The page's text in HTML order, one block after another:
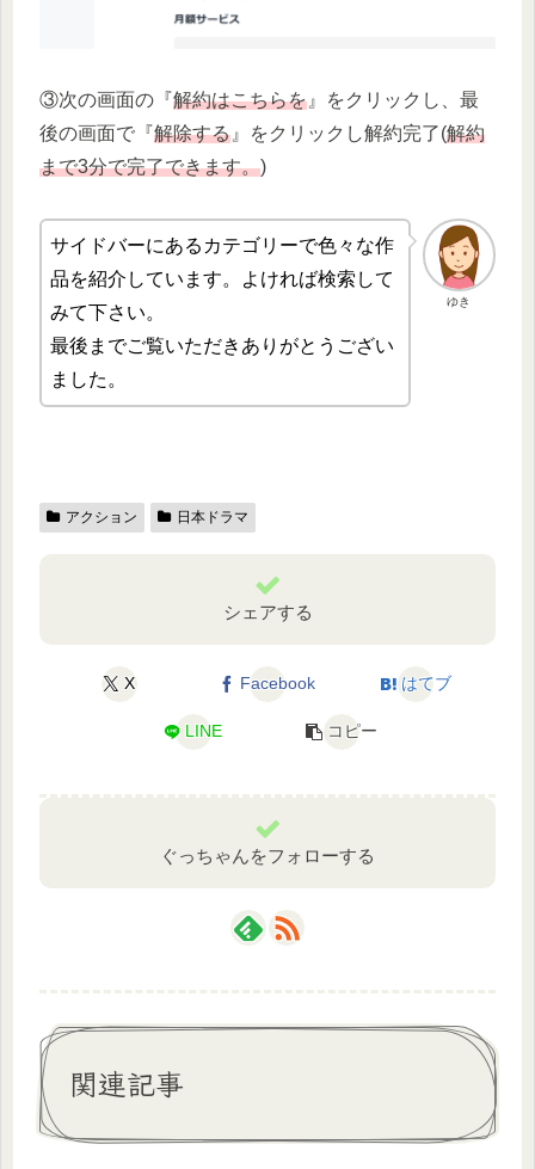
③次の画面の『解約はこちらを 』をクリックし、最
後の画面で『解除する 』をクリックし解約完了(解約
まで3分で完了できます。)
ゆき
サイドバーにあるカテゴリーで色々な作
品を紹介しています。よければ検索して
みて下さい。
最後までご覧いただきありがとうござい
ました。
アクション 日本ドラマ
シェアする
X Facebook はてブ
LINE コピー
ぐっちゃんをフォローする
関連記事